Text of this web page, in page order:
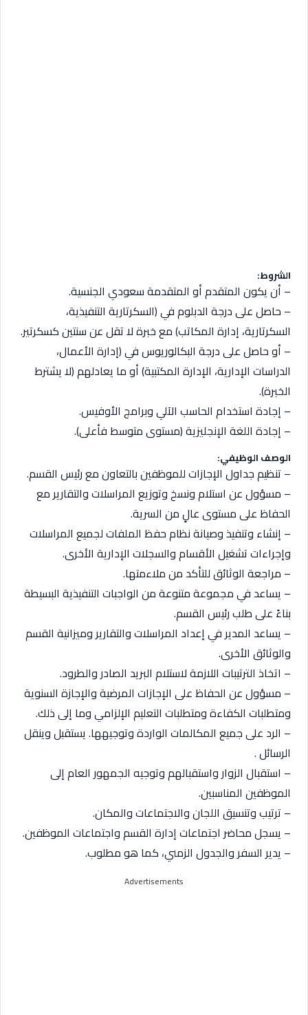
الشروط:
– أن يكون المتقدم أو المتقدمة سعودي الجنسية.
– حاصل على درجة الدبلوم في (السكرتارية التنفيذية،
السكرتارية، إدارة المكاتب) مع خبرة لا تقل عن سنتين كسكرتير.
– أو حاصل على درجة البكالوريوس في (إدارة الأعمال،
الدراسات الإدارية، الإدارة المكتبية) أو ما يعادلهم (لا يشترط
الخبرة).
– إجادة استخدام الحاسب الآلي وبرامج الأوفيس.
– إجادة اللغة الإنجليزية (مستوى متوسط فأعلى).
الوصف الوظيفي:
– تنظيم جداول الإجازات للموظفين بالتعاون مع رئيس القسم.
– مسؤول عن استلام ونسخ وتوزيع المراسلات والتقارير مع
الحفاظ على مستوى عالٍ من السرية.
– إنشاء وتنفيذ وصيانة نظام حفظ الملفات لجميع المراسلات
وإجراءات تشغيل الأقسام والسجلات الإدارية الأخرى.
– مراجعة الوثائق للتأكد من ملاءمتها.
– يساعد في مجموعة متنوعة من الواجبات التنفيذية البسيطة
بناءً على طلب رئيس القسم.
– يساعد المدير في إعداد المراسلات والتقارير وميزانية القسم
والوثائق الأخرى.
– اتخاذ الترتيبات اللازمة لاستلام البريد الصادر والطرود.
– مسؤول عن الحفاظ على الإجازات المرضية والإجازة السنوية
ومتطلبات الكفاءة ومتطلبات التعليم الإلزامي وما إلى ذلك.
– الرد على جميع المكالمات الواردة وتوجيهها. يستقبل وينقل
الرسائل .
– استقبال الزوار واستقبالهم وتوجيه الجمهور العام إلى
الموظفين المناسبين.
– ترتيب وتنسيق اللجان والاجتماعات والمكان.
– يسجل محاضر اجتماعات إدارة القسم واجتماعات الموظفين.
– يدير السفر والجدول الزمني، كما هو مطلوب.
Advertisements